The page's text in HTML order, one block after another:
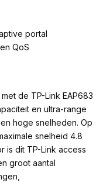
portal
QoS
de TP-Link EAP683
en ultra-range
hoge snelheden. Op
snelheid 4.8
is dit TP-Link access
groot aantal